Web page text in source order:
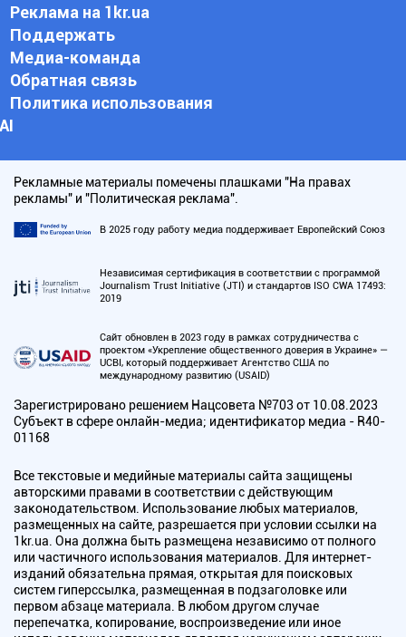
Реклама на 1kr.ua
Поддержать
Медиа-команда
Обратная связь
Политика использования
АI
Рекламные материалы помечены плашками "На правах
рекламы" и "Политическая реклама".
В 2025 году работу медиа поддерживает Европейский Союз
Независимая сертификация в соответствии с программой
Journalism Trust Initiative (JTI) и стандартов ISO CWA 17493:
2019
Сайт обновлен в 2023 году в рамках сотрудничества с
проектом «Укрепление общественного доверия в Украине» —
UCBI, который поддерживает Агентство США по
международному развитию (USAID)
Зарегистрировано решением Нацсовета №703 от 10.08.2023
Субъект в сфере онлайн-медиа; идентификатор медиа - R40-
01168
Все текстовые и медийные материалы сайта защищены
авторскими правами в соответствии с действующим
законодательством. Использование любых материалов,
размещенных на сайте, разрешается при условии ссылки на
1kr.ua. Она должна быть размещена независимо от полного
или частичного использования материалов. Для интернет-
изданий обязательна прямая, открытая для поисковых
систем гиперссылка, размещенная в подзаголовке или
первом абзаце материала. В любом другом случае
перепечатка, копирование, воспроизведение или иное